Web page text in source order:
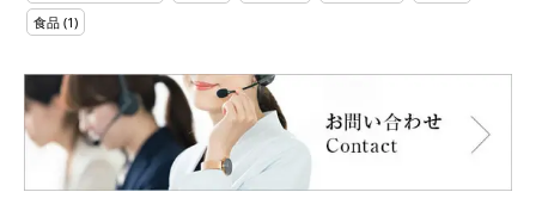
食品 (1)